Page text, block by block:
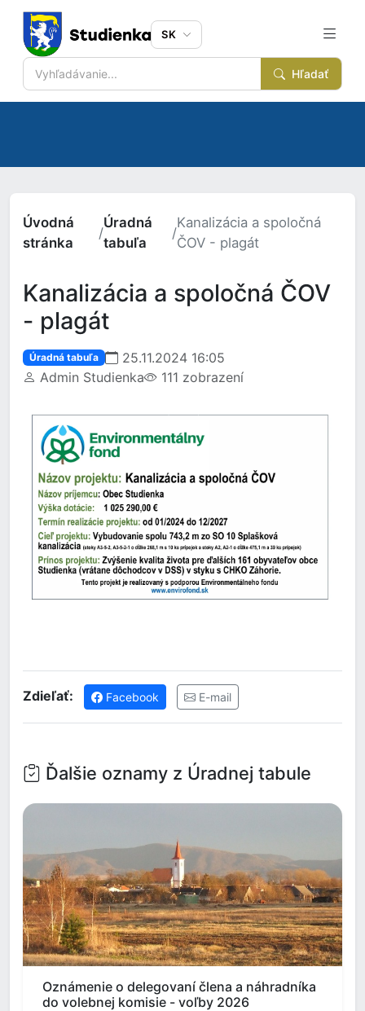
Hľadať
SK
Úvodná
stránka
/
Úradná
tabuľa
/
Kanalizácia a spoločná
ČOV - plagát
Kanalizácia a spoločná ČOV
- plagát
Úradná tabuľa
25.11.2024 16:05
Admin Studienka
111 zobrazení
Zdieľať: Facebook E-mail
Ďalšie oznamy z Úradnej tabule
Oznámenie o delegovaní člena a náhradníka
do volebnej komisie - voľby 2026